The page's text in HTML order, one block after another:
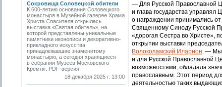
Сокровища Соловецкой обители
К 600-летию основания Соловецкого
монастыря в Музейной галерее Храма
Христа Спасителя открылась
выставка «Святая обитель», на
которой представлены уникальные
памятники иконописи и декоративно-
прикладного искусства,
принадлежавшие знаменитому
монастырю, а сегодня хранящиеся
в собрании Музеев Московского
Кремля. PDF-версия.
18 декабря 2025 г. 13:00
— Для Русской Православной
и глава государства
о награждении принимались
Священному Синоду Русской
«дорогая Сестра во Христе»,
открытии выставки
Волоколамский Иларион. — Мы
и для Русской Православной
возможностями, обладала
православным. Этот период
деятельностью таких